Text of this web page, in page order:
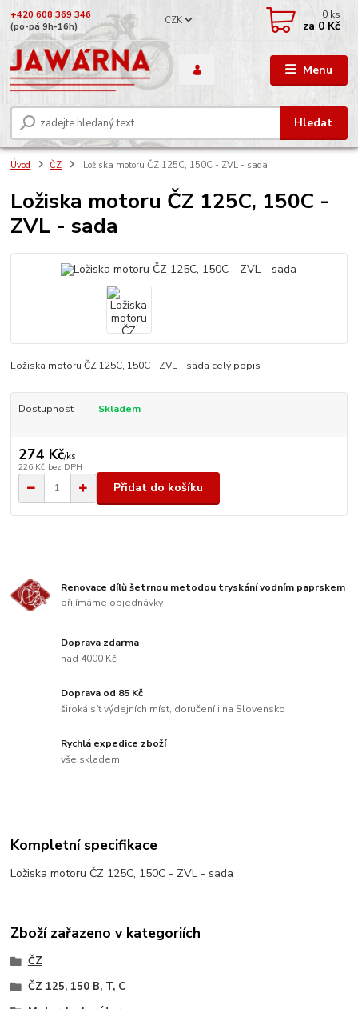
Menu
CZK
Hledat
+420 608 369 346
(po-pá 9h-16h)
0 ks
za 0 Kč
Úvod ČZ Ložiska motoru ČZ 125C, 150C - ZVL - sada
Ložiska motoru ČZ 125C, 150C -
ZVL - sada
Ložiska motoru ČZ 125C, 150C - ZVL - sada celý popis
Dostupnost Skladem
274 Kč/ks
226 Kč bez DPH
Přidat do košíku
Renovace dílů šetrnou metodou tryskání vodním paprskem
přijímáme objednávky
Doprava zdarma
nad 4000 Kč
Doprava od 85 Kč
široká síť výdejních míst, doručení i na Slovensko
Rychlá expedice zboží
vše skladem
Kompletní specifikace
Ložiska motoru ČZ 125C, 150C - ZVL - sada
Zboží zařazeno v kategoriích
ČZ
ČZ 125, 150 B, T, C